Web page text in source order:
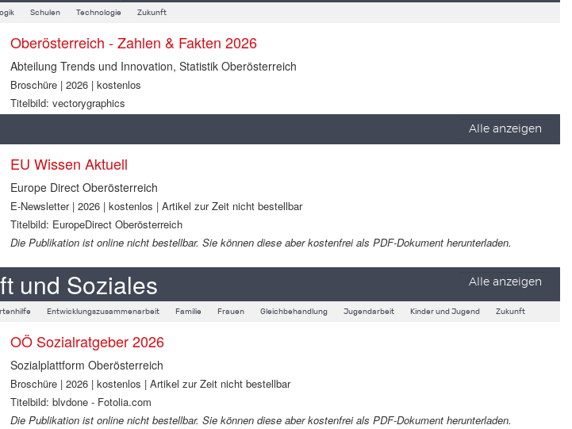
Schulen Technologie Zukunft
Oberösterreich - Zahlen & Fakten 2026
Abteilung Trends und Innovation, Statistik Oberösterreich
Broschüre | 2026 | kostenlos
Titelbild: vectorygraphics
Alle anzeigen
EU Wissen Aktuell
Europe Direct Oberösterreich
E-Newsletter | 2026 | kostenlos | Artikel zur Zeit nicht bestellbar
Titelbild: EuropeDirect Oberösterreich
Die Publikation ist online nicht bestellbar. Sie können diese aber kostenfrei als PDF-Dokument herunterladen.
und Soziales Alle anzeigen
Entwicklungszusammenarbeit Familie Frauen Gleichbehandlung Jugendarbeit Kinder und Jugend Zukunft
OÖ Sozialratgeber 2026
Sozialplattform Oberösterreich
Broschüre | 2026 | kostenlos | Artikel zur Zeit nicht bestellbar
Titelbild: blvdone - Fotolia.com
Die Publikation ist online nicht bestellbar. Sie können diese aber kostenfrei als PDF-Dokument herunterladen.